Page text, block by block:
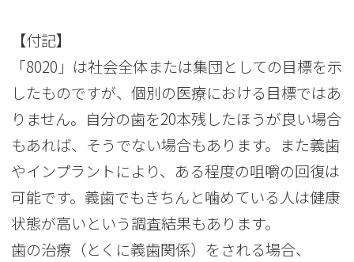
【付記】
「8020」は社会全体または集団としての目標を示
したものですが、個別の医療における目標ではあ
りません。自分の歯を20本残したほうが良い場合
もあれば、そうでない場合もあります。また義歯
やインプラントにより、ある程度の咀嚼の回復は
可能です。義歯でもきちんと噛めている人は健康
状態が高いという調査結果もあります。
歯の治療（とくに義歯関係）をされる場合、